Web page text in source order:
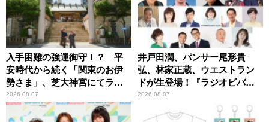
入手困難の強運御守！？ 平
安時代から続く「関東のお伊
勢さま」、芝大神宮にてラン
パンプスが合格祈願！
2026.08.07
井戸田潤、パンサー尾形貴
弘、林家正蔵、ウエストラン
ドが生登場！『ラジオビバリ
ー昼ズ』
2026.08.07